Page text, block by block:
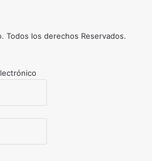
Todos los derechos Reservados.